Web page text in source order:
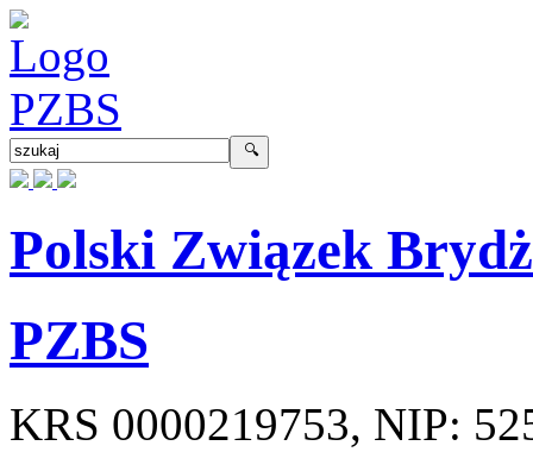
Polski Związek
PZBS
KRS 0000219753, NIP: